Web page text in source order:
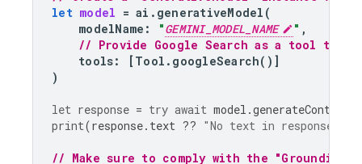
let model = ai . generativeModel (
modelName : "GEMINI_MODEL_NAME " ,
// Provide Google Search as a tool that
tools: [ Tool . googleSearch()]
)
let response = try await model .generateContent
print(response. text ?? "No text in response."
// Make sure to comply with the "Grounding